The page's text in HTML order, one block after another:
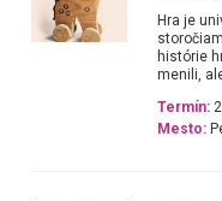
Hra je
histórie
menili,
Termín:
Mesto: